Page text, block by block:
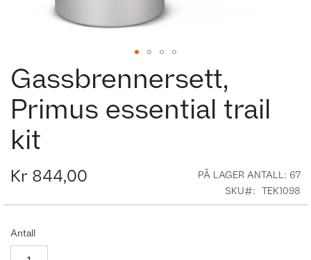
Skip
to
beginning
the
images
Gassbrennersett,
Primus essential trail
kit
Kr 844,00 PÅ LAGER ANTALL: 67
SKU
TEK1098
Antall